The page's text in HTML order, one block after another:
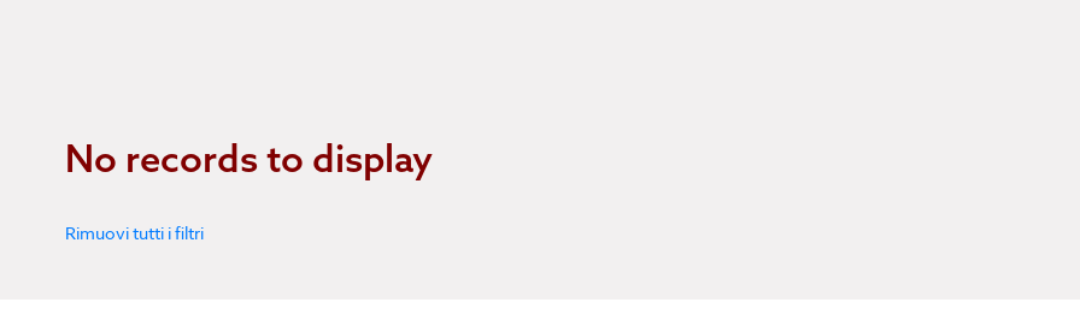
No records to display
Rimuovi tutti i filtri